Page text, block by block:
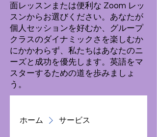
面レッスンまたは便利な Zoom レッ
スンからお選びください。あなたが
個人セッションを好むか、グループ
クラスのダイナミックさを楽しむか
にかかわらず、私たちはあなたのニ
ーズと成功を優先します。英語をマ
スターするための道を歩みましょ
う。
ホーム サービス